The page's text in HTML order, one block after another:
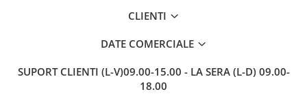
CLIENTI
DATE COMERCIALE
SUPORT CLIENTI (L-V)09.00-15.00 - LA SERA (L-D) 09.00-
18.00